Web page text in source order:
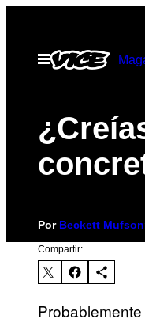
contenido
Abrir
Menú
Por Beckett Mufson
Compartir: